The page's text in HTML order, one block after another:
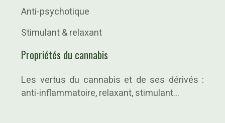
Anti-psychotique
Stimulant & relaxant
Propriétés du cannabis
Les vertus du cannabis et de ses dérivés :
anti-inflammatoire, relaxant, stimulant…